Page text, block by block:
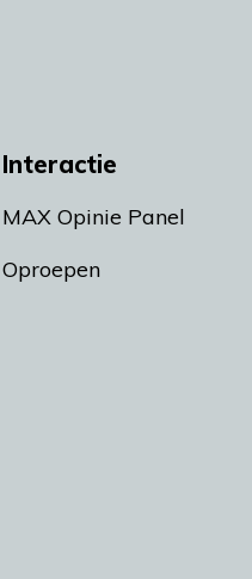
Interactie
MAX Opinie Panel
Oproepen